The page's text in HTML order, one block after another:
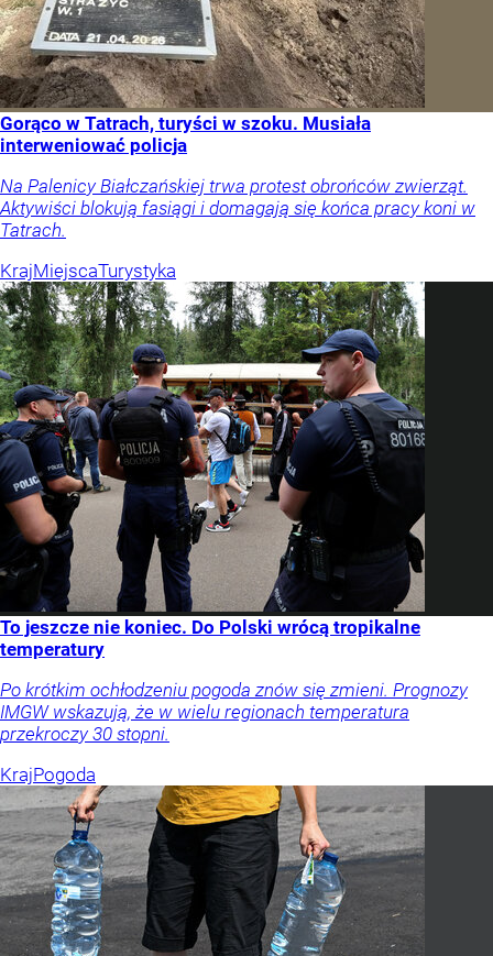
Gorąco w Tatrach, turyści w szoku. Musiała
interweniować policja
Na Palenicy Białczańskiej trwa protest obrońców zwierząt.
Aktywiści blokują fasiągi i domagają się końca pracy koni w
Tatrach.
KrajMiejscaTurystyka
To jeszcze nie koniec. Do Polski wrócą tropikalne
temperatury
Po krótkim ochłodzeniu pogoda znów się zmieni. Prognozy
IMGW wskazują, że w wielu regionach temperatura
przekroczy 30 stopni.
KrajPogoda